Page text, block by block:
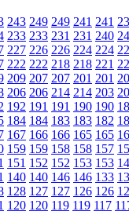
243 249 249 241 241
233 233 231 231 240
227 226 226 224 224
222 222 218 218 221
209 207 207 201 201
206 206 214 214 203
192 191 191 190 190
184 184 183 183 182
167 166 166 165 165
159 159 158 158 157
151 152 152 153 153
140 140 146 146 133
128 127 127 126 126
120 120 119 119 117